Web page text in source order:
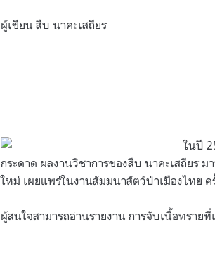
ผู้เขียน สืบ นาคะเสถียร
ในปี
กระดาด ผลงานวิชาการของสืบ นาคะเสถีย
ใหม่ เผยแพร่ในงานสัมมนาสัตว์ป่าเมืองไทย
ผู้สนใจสามารถอ่านรายงาน การจับเนื้อทรายที่